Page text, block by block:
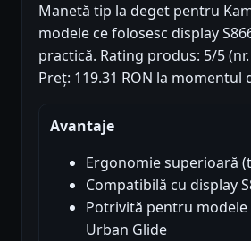
Manetă tip la deget pentru
modele ce folosesc display
practică. Rating produs: 5/5
Preț: 119.31 RON la momentul
Avantaje
Ergonomie superioară
Compatibilă cu display
Potrivită pentru modele
Urban Glide